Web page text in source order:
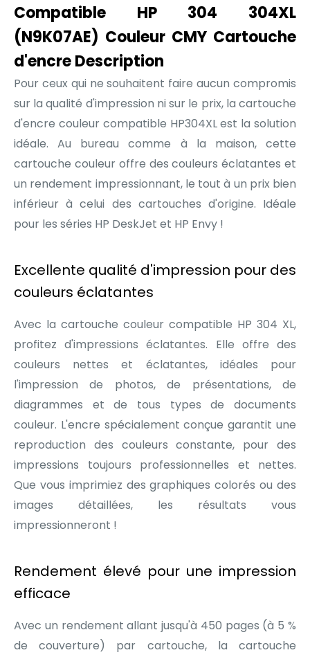
Compatible HP 304 304XL
(N9K07AE) Couleur CMY Cartouche
d'encre Description
Pour ceux qui ne souhaitent faire aucun compromis
sur la qualité d'impression ni sur le prix, la cartouche
d'encre couleur compatible HP304XL est la solution
idéale. Au bureau comme à la maison, cette
cartouche couleur offre des couleurs éclatantes et
un rendement impressionnant, le tout à un prix bien
inférieur à celui des cartouches d'origine. Idéale
pour les séries HP DeskJet et HP Envy !
Excellente qualité d'impression pour des
couleurs éclatantes
Avec la cartouche couleur compatible HP 304 XL,
profitez d'impressions éclatantes. Elle offre des
couleurs nettes et éclatantes, idéales pour
l'impression de photos, de présentations, de
diagrammes et de tous types de documents
couleur. L'encre spécialement conçue garantit une
reproduction des couleurs constante, pour des
impressions toujours professionnelles et nettes.
Que vous imprimiez des graphiques colorés ou des
images détaillées, les résultats vous
impressionneront !
Rendement élevé pour une impression
efficace
Avec un rendement allant jusqu'à 450 pages (à 5 %
de couverture) par cartouche, la cartouche